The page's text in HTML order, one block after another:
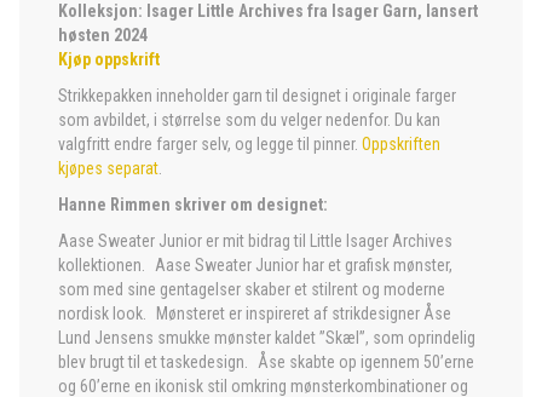
Kolleksjon: Isager Little Archives fra Isager Garn, lansert
høsten 2024
Kjøp oppskrift
Strikkepakken inneholder garn til designet i originale farger
som avbildet, i størrelse som du velger nedenfor. Du kan
valgfritt endre farger selv, og legge til pinner. Oppskriften
kjøpes separat
Hanne Rimmen skriver om designet:
Aase Sweater Junior er mit bidrag til Little Isager Archives
kollektionen. Aase Sweater Junior har et grafisk mønster,
som med sine gentagelser skaber et stilrent og moderne
nordisk look. Mønsteret er inspireret af strikdesigner Åse
Lund Jensens smukke mønster kaldet ”Skæl”, som oprindelig
blev brugt til et taskedesign. Åse skabte op igennem 50’erne
og 60’erne en ikonisk stil omkring mønsterkombinationer og